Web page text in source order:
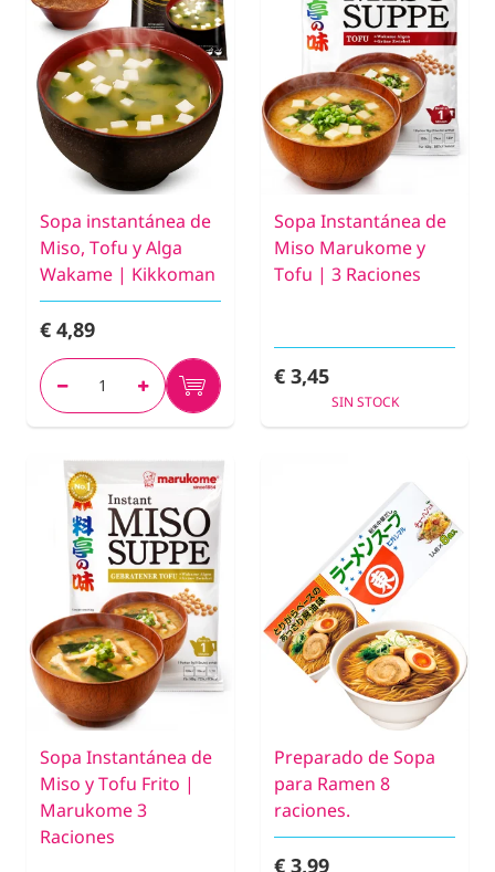
Sopa instantánea de
Miso, Tofu y Alga
Wakame | Kikkoman
€ 4,89
Sopa Instantánea de
Miso Marukome y
Tofu | 3 Raciones
€ 3,45
SIN STOCK
Sopa Instantánea de
Miso y Tofu Frito |
Marukome 3
Raciones
Preparado de Sopa
para Ramen 8
raciones.
€ 3,99